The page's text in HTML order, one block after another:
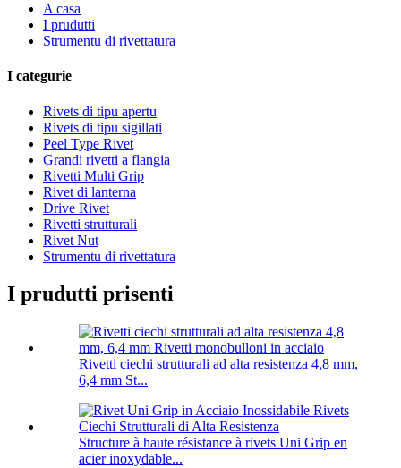
A casa
I prudutti
Strumentu di rivettatura
I categurie
Rivets di tipu apertu
Rivets di tipu sigillati
Peel Type Rivet
Grandi rivetti a flangia
Rivetti Multi Grip
Rivet di lanterna
Drive Rivet
Rivetti strutturali
Rivet Nut
Strumentu di rivettatura
I prudutti prisenti
Rivetti ciechi strutturali ad alta resistenza 4,8 mm,
6,4 mm St...
Structure à haute résistance à rivets Uni Grip en
acier inoxydable...